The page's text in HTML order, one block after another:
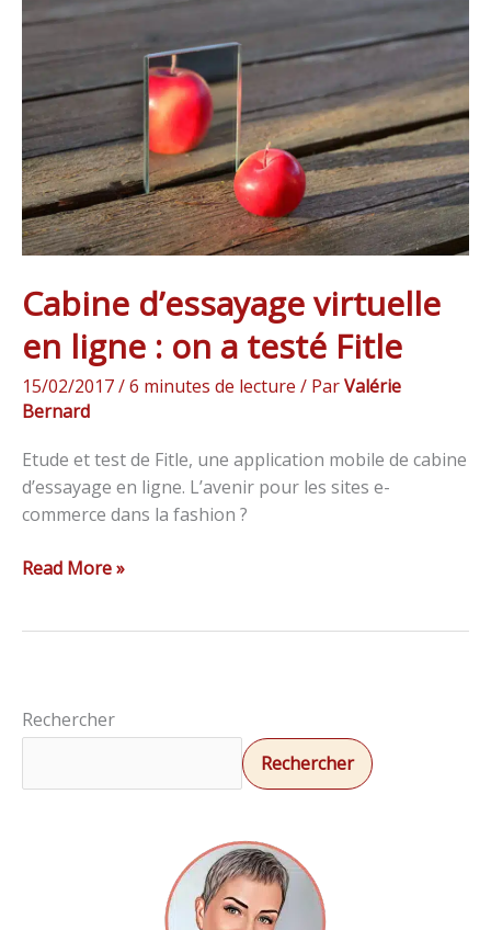
Cabine d’essayage virtuelle
en ligne : on a testé Fitle
15/02/2017/6 minutes de lecture / ParValérie
Bernard
Etude et test de Fitle, une application mobile de cabine
d’essayage en ligne. L’avenir pour les sites e-
commerce dans la fashion ?
virtuelle
:
on
a
testé
Fitle
Read More »
Rechercher
Rechercher